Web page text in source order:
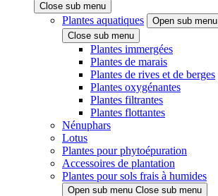
Close sub menu
Plantes aquatiques Open sub menu
Close sub menu
Plantes immergées
Plantes de marais
Plantes de rives et de berges
Plantes oxygénantes
Plantes filtrantes
Plantes flottantes
Nénuphars
Lotus
Plantes pour phytoépuration
Accessoires de plantation
Plantes pour sols frais à humides
Open sub menu Close sub menu